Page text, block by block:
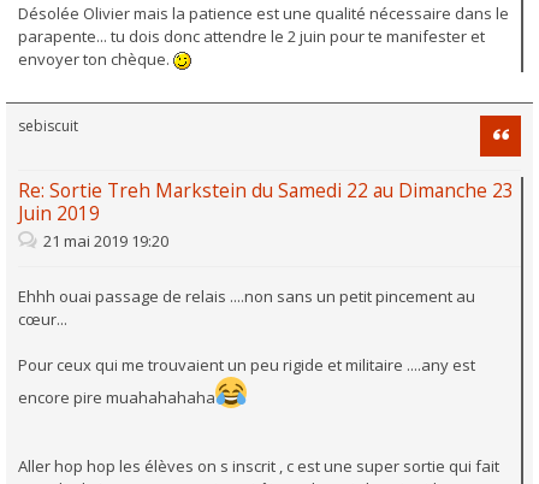
Désolée Olivier mais la patience est une qualité nécessaire dans le
parapente... tu dois donc attendre le 2 juin pour te manifester et
envoyer ton chèque.
sebiscuit
Re: Sortie Treh Markstein du Samedi 22 au Dimanche 23
Juin 2019
21 mai 2019 19:20
Ehhh ouai passage de relais ....non sans un petit pincement au
cœur...
Pour ceux qui me trouvaient un peu rigide et militaire ....any est
encore pire muahahahaha
Aller hop hop les élèves on s inscrit , c est une super sortie qui fait